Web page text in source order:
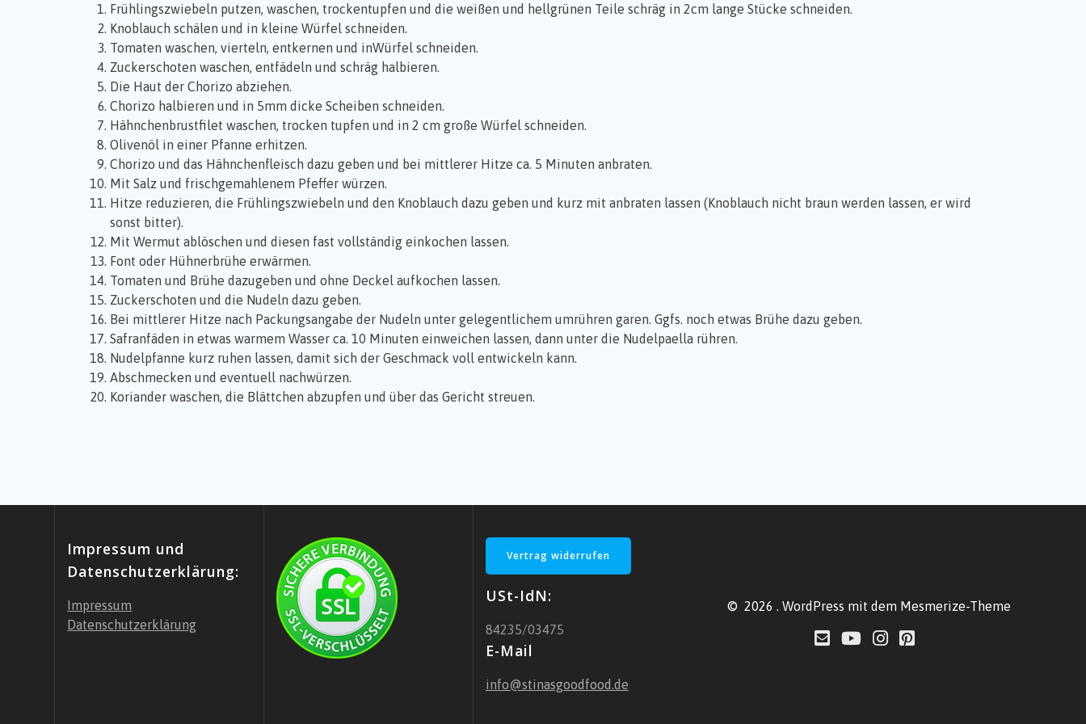
Frühlingszwiebeln putzen, waschen, trockentupfen und die weißen und hellgrünen Teile schräg in 2cm lange Stücke schneiden.
Knoblauch schälen und in kleine Würfel schneiden.
Tomaten waschen, vierteln, entkernen und inWürfel schneiden.
Zuckerschoten waschen, entfädeln und schräg halbieren.
Die Haut der Chorizo abziehen.
Chorizo halbieren und in 5mm dicke Scheiben schneiden.
Hähnchenbrustfilet waschen, trocken tupfen und in 2 cm große Würfel schneiden.
Olivenöl in einer Pfanne erhitzen.
Chorizo und das Hähnchenfleisch dazu geben und bei mittlerer Hitze ca. 5 Minuten anbraten.
Mit Salz und frischgemahlenem Pfeffer würzen.
Hitze reduzieren, die Frühlingszwiebeln und den Knoblauch dazu geben und kurz mit anbraten lassen (Knoblauch nicht braun werden lassen, er wird
sonst bitter).
Mit Wermut ablöschen und diesen fast vollständig einkochen lassen.
Font oder Hühnerbrühe erwärmen.
Tomaten und Brühe dazugeben und ohne Deckel aufkochen lassen.
Zuckerschoten und die Nudeln dazu geben.
Bei mittlerer Hitze nach Packungsangabe der Nudeln unter gelegentlichem umrühren garen. Ggfs. noch etwas Brühe dazu geben.
Safranfäden in etwas warmem Wasser ca. 10 Minuten einweichen lassen, dann unter die Nudelpaella rühren.
Nudelpfanne kurz ruhen lassen, damit sich der Geschmack voll entwickeln kann.
Abschmecken und eventuell nachwürzen.
Koriander waschen, die Blättchen abzupfen und über das Gericht streuen.
Impressum und
Datenschutzerklärung:
Impressum
Datenschutzerklärung
Vertrag widerrufen
USt-IdN:
84235/03475
E-Mail
info@stinasgoodfood.de
© 2026 . WordPress mit dem Mesmerize-Theme